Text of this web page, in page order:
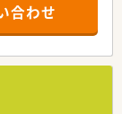
り、効率的に業
合わせ